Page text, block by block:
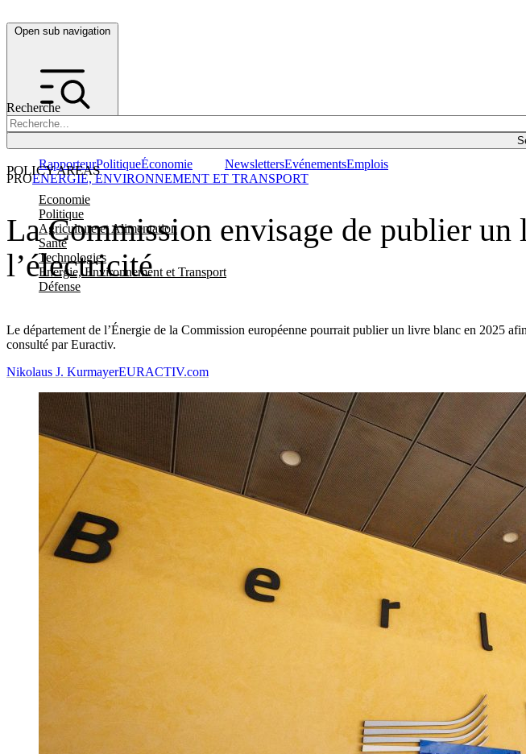
Open sub navigation
Recherche
POLICY AREAS
Economie
Politique
Agriculture et Alimentation
Santé
Technologies
Energie, Environnement et Transport
Défense
RapporteurPolitiqueÉconomie NewslettersEvénementsEmplois
La Commission envisage de publier
l’électricité
Le département de l’Énergie de la Commission européenne pourrait publier un livre blanc en 2025
consulté par Euractiv.
PROENERGIE, ENVIRONNEMENT ET TRANSPORT
Nikolaus J. KurmayerEURACTIV.com